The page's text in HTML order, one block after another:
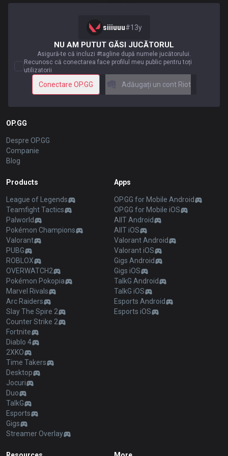
siiiuuu#13y
NU AM PUTUT GĂSI JUCĂTORUL
Asigură-te că incluzi #tagline după numele jucătorului.
Recunosc că conectarea face profilul meu public pentru toți
utilizatorii
Conectare OP.GG Adăugați un cont Riot
OP.GG
Despre OP.GG
Companie
Blog
Products
League of Legends
Teamfight Tactics
Palworld
Pokémon Champions
Valorant
PUBG
ROBLOX
OVERWATCH2
Pokémon Pokopia
Marvel Rivals
Arc Raiders
Slay The Spire 2
Counter Strike 2
Fortnite
Diablo 4
2XKO
Time Takers
Desktop
Jocuri
Duo
TalkG
Esports
Gigs
Streamer Overlay
Apps
OP.GG for Mobile Android
OP.GG for Mobile iOS
AllT Android
AllT iOS
Valorant Android
Valorant iOS
Gigs Android
Gigs iOS
TalkG Android
TalkG iOS
Esports Android
Esports iOS